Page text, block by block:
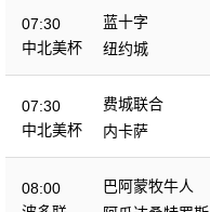
07:30
中北美杯
蓝十字
纽约城
07:30
中北美杯
费城联合
内卡萨
08:00
巴阿蒙牧牛人